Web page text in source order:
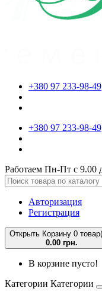
+380 97 233-98-49
+380 97 233-98-49
Работаем Пн-Пт с 9.00
Авторизация
Регистрация
Открыть Корзину 0
0.00 грн.
В корзине пусто!
Категории Категории